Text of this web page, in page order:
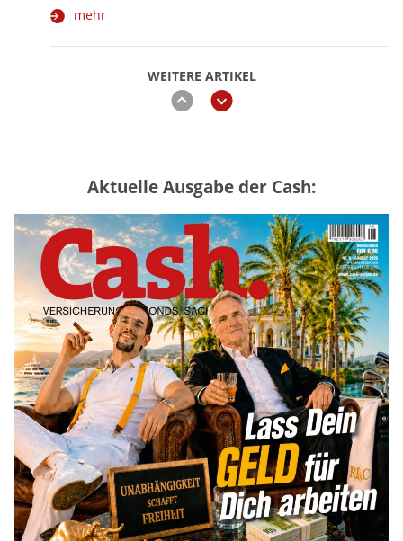
WEITERE ARTIKEL
zurückweiter
mehr
„Jung kauft Alt“ 2026: Neue Förderung im
Überblick – Tabelle mit Kreditbeträgen
und Einkommensgrenzen
mehr
Mütterrente III Tabelle: So viel Renten-
Nachzahlung ist pro Kind möglich
mehr
Apple-Aktie nach Quartalszahlen: Ist der
Kursrückgang jetzt eine Kaufchance?
mehr
Aktuelle Ausgabe der Cash: